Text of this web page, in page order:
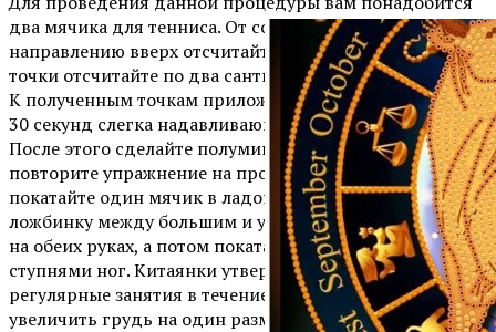
два мячика для тенниса. От солнечного сплетения по
направлению вверх отсчитайте 13 см, а затем от этой
точки отсчитайте по два сантиметра в разные стороны.
К полученным точкам приложите мячики и катайте их
30 секунд слегка надавливающими движениями.
После этого сделайте полуминутный перерыв и
повторите упражнение на протяжении минуты. Теперь
покатайте один мячик в ладонях и промассажируйте
ложбинку между большим и указательным пальцами
на обеих руках, а потом покатайте мячик босыми
ступнями ног. Китаянки утверждают, что данные
регулярные занятия в течение месяца способны
увеличить грудь на один размер.